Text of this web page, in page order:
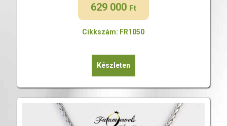
629 000 Ft
Cikkszám: FR1050
Készleten